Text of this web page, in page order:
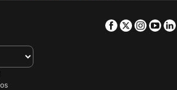
Caccamo, Sicília Hotéis
Hotéis
Facebook
Twitter